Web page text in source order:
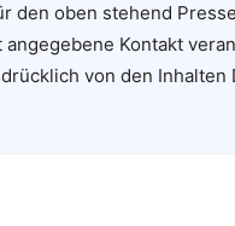
den oben stehend
Kontakt
von den